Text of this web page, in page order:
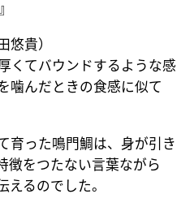
悠貴）
くてバウンドするような感
噛んだときの食感に似て
育った鳴門鯛は、身が引き
徴をつたない言葉ながら
えるのでした。